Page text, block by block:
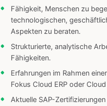
Fähigkeit, Menschen zu
technologischen,
Aspekten zu beraten.
Strukturierte, analytische
Fähigkeiten.
Erfahrungen im Rahmen
Fokus Cloud ERP oder Cloud
Aktuelle SAP-